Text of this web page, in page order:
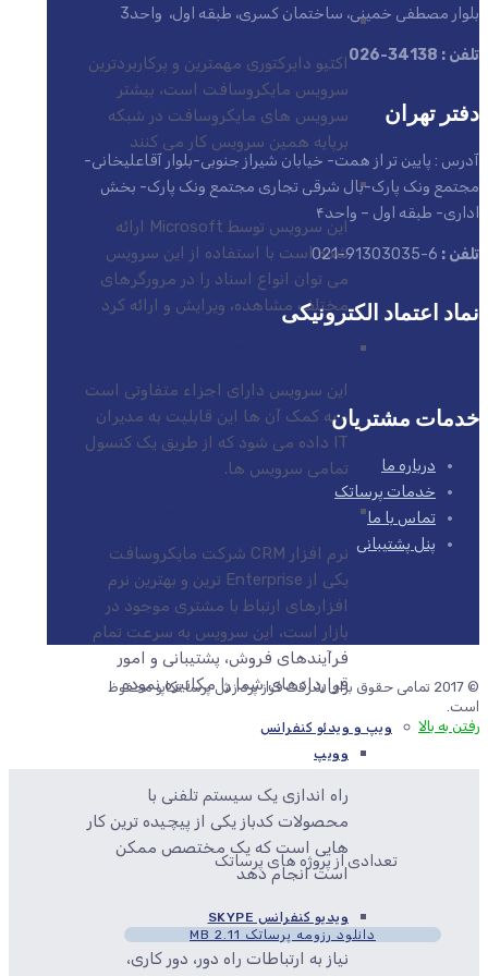
ACTIVE DIRECTORY (AD)
اکتیو دایرکتوری مهمترین و پرکاربردترین
سرویس مایکروسافت است، بیشتر
سرویس های مایکروسافت در شبکه
برپایه همین سرویس کار می کنند
EXCHANGE SERVER
این سرویس توسط Microsoft ارائه
شده است با استفاده از این سرویس
می توان انواع اسناد را در مرورگرهای
مختلف مشاهده، ویرایش و ارائه کرد
این سرویس دارای اجزاء متفاوتی است
و به کمک آن ها این قابلیت به مدیران
IT داده می شود که از طریق یک کنسول
تمامی سرویس ها.
نرم افزار CRM شرکت مایکروسافت
یکی از Enterprise ترین و بهترین نرم
افزارهای ارتباط با مشتری موجود در
بازار است، این سرویس به سرعت تمام
فرآیندهای فروش، پشتیبانی و امور
قراردادهای شما را مکانیزه نموده
ویپ و ویدئو کنفرانس
وویپ
راه اندازی یک سیستم تلفنی با
محصولات کدباز یکی از پیچیده ترین کار
هایی است که یک مختصص ممکن
است انجام دهد
ویدیو کنفرانس SKYPE
نیاز به ارتباطات راه دور، دور کاری،
بلوار مصطفی خمینی، ساختمان کسری، طبقه اول، واحد3
تلفن : 34138-026
دفتر تهران
آدرس : پایین تر از همت- خیابان شیراز جنوبی-بلوار آقاعلیخانی-
مجتمع ونک پارک-بال شرقی تجاری مجتمع ونک پارک- بخش
اداری- طبقه اول – واحد۴
تلفن : 6-91303035-021
نماد اعتماد الکترونیکی
خدمات مشتریان
درباره ما
خدمات پرساتک
تماس با ما
پنل پشتیبانی
© 2017 تمامی حقوق برای شرکت فراز پردازش پرسا تکاپو محفوظ
است.
رفتن به بالا
تعدادی از پروژه های پرساتک
دانلود رزومه پرساتک 2.11 MB